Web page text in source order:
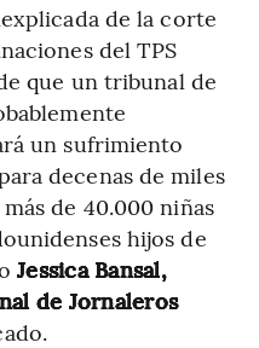
de la corte
del TPS
que un tribunal de
un sufrimiento
decenas de miles
de 40.000 niñas
hijos de
Jessica Bansal,
de Jornaleros